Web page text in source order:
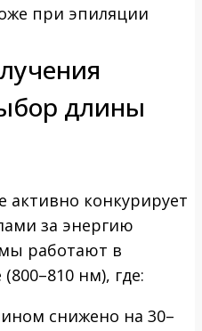
длины
конкурирует
за энергию
работают в
нм), где:
снижено на 30–